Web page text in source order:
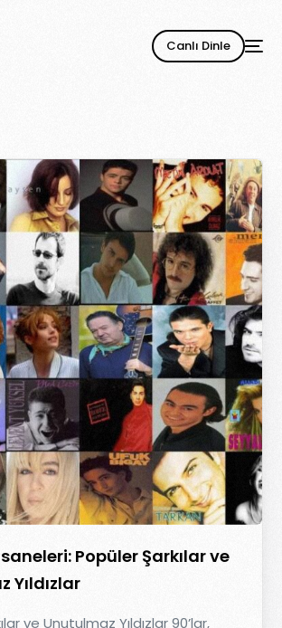
Canlı Dinle
Popüler Şarkılar ve
Yıldızlar
ve Unutulmaz Yıldızlar 90’lar,
YENİ